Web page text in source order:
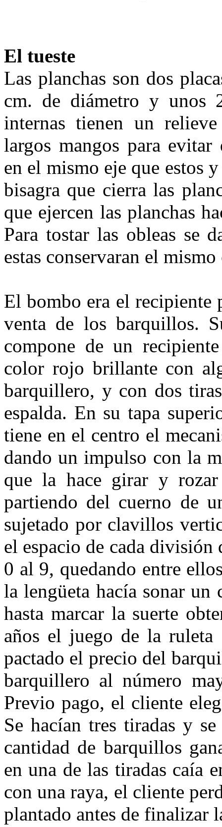
El tueste
Las planchas son dos
cm. de diámetro y unos
internas tienen un
largos mangos para
en el mismo eje que estos
bisa­gra que cierra las
que ejercen las planchas
Para tostar las obleas se
estas conservaran el
El bombo era el recipiente
ven­ta de los barquillos.
compone de un
color rojo brillante con
bar­quillero, y con dos
espalda. En su tapa
tiene en el centro el
dando un impulso con la
que la hace girar y
partiendo del cuerno de
sujetado por cla­villos
el espacio de cada di­visión
0 al 9, quedando entre
la lengüeta hacía sonar un
hasta marcar la suerte
años el juego de la ruleta
pactado el precio del
barquillero al nú­mero
Previo pago, el cliente
Se hacían tres tiradas y
cantidad de barquillos
en una de las tira­das caía
con una raya, el cliente
plantado antes de finalizar